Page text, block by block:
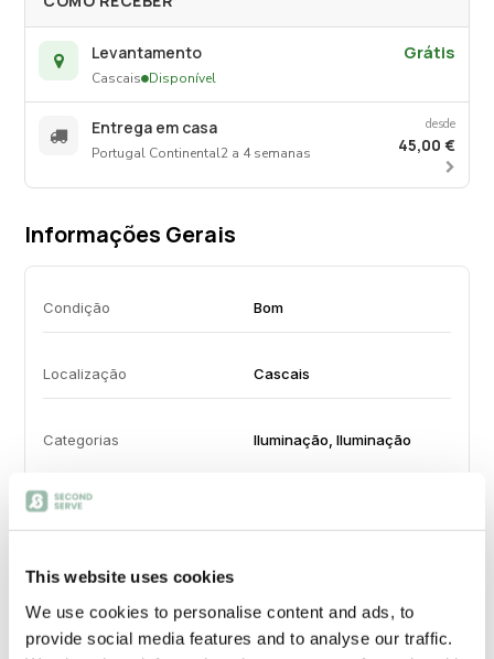
This website uses cookies
We use cookies to personalise content and ads, to
provide social media features and to analyse our traffic.
Levantamento
Cascais Disponível
Grátis
Entrega em casa
Portugal Continental2 a 4 semanas
desde
45,00 €
Informações Gerais
Condição Bom
Localização Cascais
Categorias Iluminação, Iluminação
Especificações Detalhadas